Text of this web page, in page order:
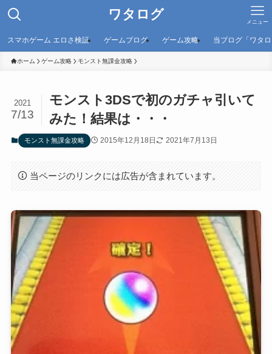
ワタログ メニュー
スマホゲーム エロさ検証 ゲームブログ ゲーム攻略 当ブログ「ワタ
ホーム ゲーム攻略 モンスト無課金攻略
モンスト3DSで初のガチャ引いて
みた！結果は・・・
2021
7/13
モンスト無課金攻略 2015年12月18日 2021年7月13日
当ページのリンクには広告が含まれています。